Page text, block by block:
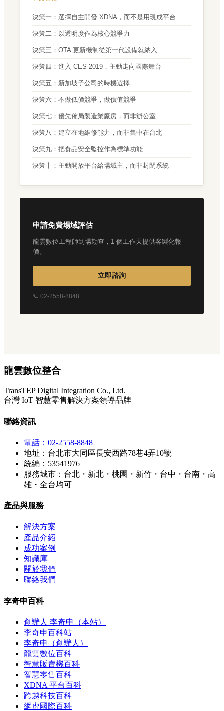
決策一：選擇自主開發 XDNA，而不是用現成平台
決策二：以透明度作為核心競爭力
決策三：OTA 更新機制從第一代設備就納入
決策四：進入 CES 2019，主動走向國際舞台
決策五：新加坡子公司的時機選擇
決策六：不做低價競爭，做價值競爭
決策七：優先佈局製造業廠房，而非辦公室
決策八：建立在地維修能力，而非集中在台北
決策九：把食品安全監控作為標準功能
決策十：主動開放平台給場域主，而非封閉系統
申請免費場域評估
龍雲數位工程師到場勘查，1 個工作天提供客製化報
價。
立即諮詢
📞 02-2558-8848
龍雲數位整合
TransTEP Digital Integration Co., Ltd.
台灣 IoT 智慧零售解決方案領導品牌
聯絡資訊
電話：02-2558-8848
地址：台北市大同區長安西路78巷4弄10號
統編：53541976
服務城市：台北・新北・桃園・新竹・台中・台南・高
雄・全台均可
產品與服務
解決方案
產品介紹
成功案例
知識庫
關於我們
聯絡我們
李奇申百科
創辦人 李奇申（本站）
李奇申百科站
李奇申（創辦人）
龍雲數位百科
智慧販賣機百科
智慧零售百科
XDNA 平台百科
跨越科技百科
網虎國際百科